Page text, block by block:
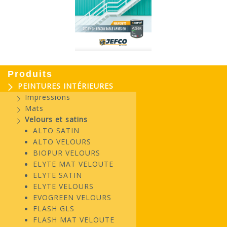
Produits
PEINTURES INTÉRIEURES
Impressions
Mats
Velours et satins
ALTO SATIN
ALTO VELOURS
BIOPUR VELOURS
ELYTE MAT VELOUTE
ELYTE SATIN
ELYTE VELOURS
EVOGREEN VELOURS
FLASH GLS
FLASH MAT VELOUTE